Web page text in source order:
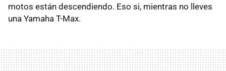
motos están descendiendo. Eso si, mientras no lleves
una Yamaha T-Max.